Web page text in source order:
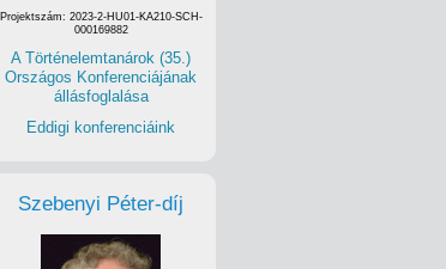
Projektszám: 2023-2-HU01-KA210-SCH-
000169882
A Történelemtanárok (35.)
Országos Konferenciájának
állásfoglalása
Eddigi konferenciáink
Szebenyi Péter-díj